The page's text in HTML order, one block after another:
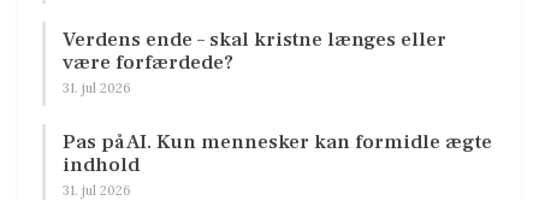
Verdens ende – skal kristne længes eller
være forfærdede?
31. jul 2026
Pas på AI. Kun mennesker kan formidle ægte
indhold
31. jul 2026